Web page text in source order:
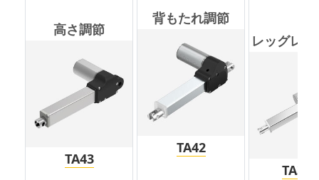
高さ調節
TA43
背もたれ調節
TA42
レッグレ